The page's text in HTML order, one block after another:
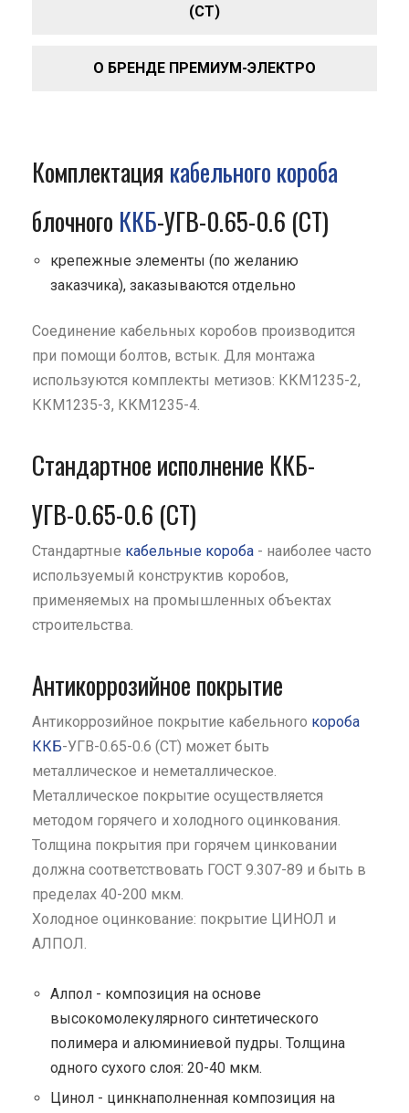
(СТ)
О БРЕНДЕ ПРЕМИУМ-ЭЛЕКТРО
Комплектация кабельного короба
блочного ККБ-УГВ-0.65-0.6 (СТ)
крепежные элементы (по желанию
заказчика), заказываются отдельно
Соединение кабельных коробов производится
при помощи болтов, встык. Для монтажа
используются комплекты метизов: ККМ1235-2,
ККМ1235-3, ККМ1235-4.
Стандартное исполнение ККБ-
УГВ-0.65-0.6 (СТ)
Стандартные кабельные короба - наиболее часто
используемый конструктив коробов,
применяемых на промышленных объектах
строительства.
Антикоррозийное покрытие
Антикоррозийное покрытие кабельного короба
ККБ-УГВ-0.65-0.6 (СТ) может быть
металлическое и неметаллическое.
Металлическое покрытие осуществляется
методом горячего и холодного оцинкования.
Толщина покрытия при горячем цинковании
должна соответствовать ГОСТ 9.307-89 и быть в
пределах 40-200 мкм.
Холодное оцинкование: покрытие ЦИНОЛ и
АЛПОЛ.
Алпол - композиция на основе
высокомолекулярного синтетического
полимера и алюминиевой пудры. Толщина
одного сухого слоя: 20-40 мкм.
Цинол - цинкнаполненная композиция на